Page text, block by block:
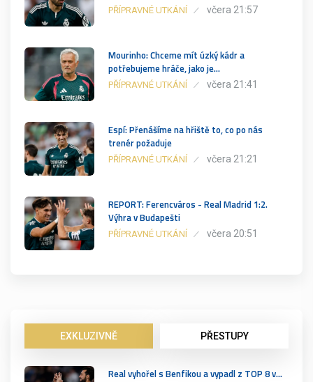
PŘÍPRAVNÉ UTKÁNÍ včera 21:57
Mourinho: Chceme mít úzký kádr a
potřebujeme hráče, jako je…
PŘÍPRAVNÉ UTKÁNÍ včera 21:41
Espí: Přenášíme na hřiště to, co po nás
trenér požaduje
PŘÍPRAVNÉ UTKÁNÍ včera 21:21
REPORT: Ferencváros - Real Madrid 1:2.
Výhra v Budapešti
PŘÍPRAVNÉ UTKÁNÍ včera 20:51
EXKLUZIVNĚ PŘESTUPY
Real vyhořel s Benfikou a vypadl z TOP 8 v…